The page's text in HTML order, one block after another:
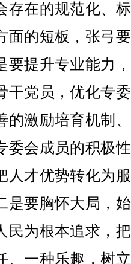
在的规范化、
面的短板，张弓
要提升专业能力
干党员，优化专
的激励培育机制
委会成员的积极
人才优势转化为
是要胸怀大局，
民为根本追求，
、一种乐趣，树